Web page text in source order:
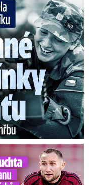
vzpomínky na ...
na trénink opilý?!